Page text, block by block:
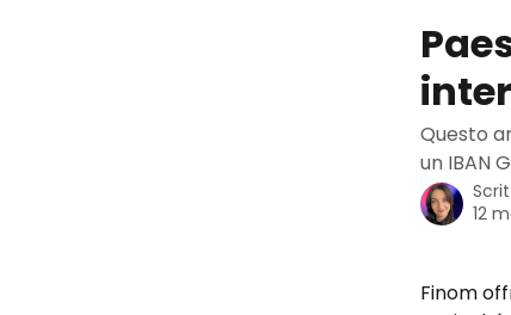
Questo
un IBAN
12
Finom